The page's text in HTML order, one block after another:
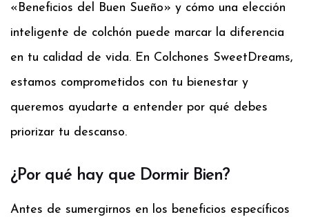
«Beneficios del Buen Sueño» y cómo una elección
inteligente de colchón puede marcar la diferencia
en tu calidad de vida. En Colchones SweetDreams,
estamos comprometidos con tu bienestar y
queremos ayudarte a entender por qué debes
priorizar tu descanso.
¿Por qué hay que Dormir Bien?
Antes de sumergirnos en los beneficios específicos